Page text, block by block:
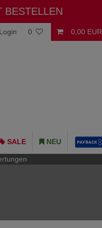
BESTELLEN
Login 0 0,00 EUR
SALE NEU